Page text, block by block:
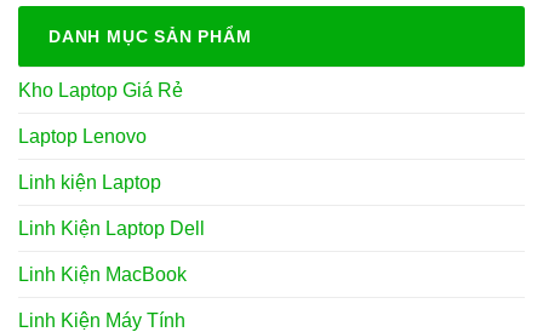
DANH MỤC SẢN PHẨM
Kho Laptop Giá Rẻ
Laptop Lenovo
Linh kiện Laptop
Linh Kiện Laptop Dell
Linh Kiện MacBook
Linh Kiện Máy Tính